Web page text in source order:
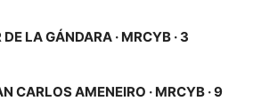
LA GÁNDARA · MRCYB · 3
CARLOS AMENEIRO · MRCYB · 9